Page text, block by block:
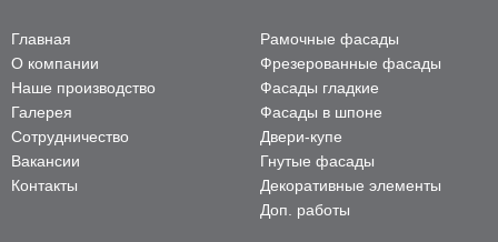
Главная
О компании
Наше производство
Галерея
Сотрудничество
Вакансии
Контакты
Рамочные фасады
Фрезерованные фасады
Фасады гладкие
Фасады в шпоне
Двери-купе
Гнутые фасады
Декоративные элементы
Доп. работы